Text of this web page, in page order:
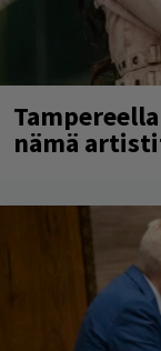
nämä